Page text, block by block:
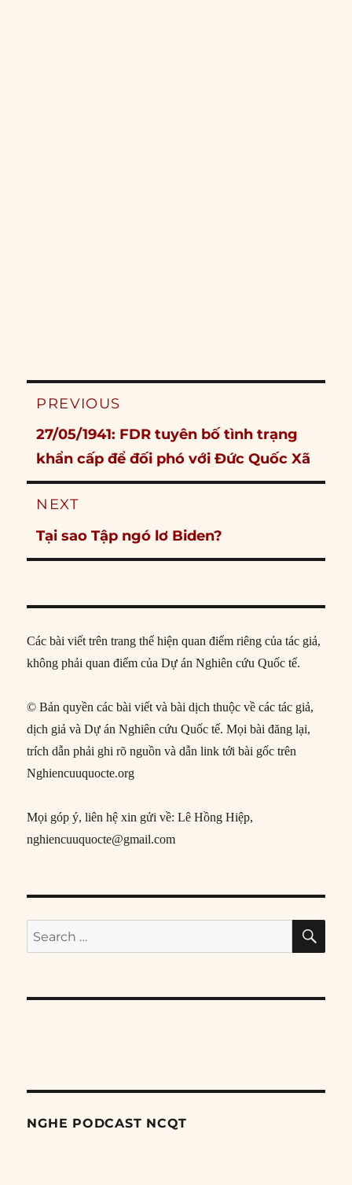
Post
PREVIOUS
Previous
post:
27/05/1941: FDR tuyên bố tình trạng
khẩn cấp để đối phó với Đức Quốc Xã
NEXT
Next
post:
Tại sao Tập ngó lơ Biden?
Các bài viết trên trang thể hiện quan điểm riêng của tác giả,
không phải quan điểm của Dự án Nghiên cứu Quốc tế.
© Bản quyền các bài viết và bài dịch thuộc về các tác giả,
dịch giả và Dự án Nghiên cứu Quốc tế. Mọi bài đăng lại,
trích dẫn phải ghi rõ nguồn và dẫn link tới bài gốc trên
Nghiencuuquocte.org
Mọi góp ý, liên hệ xin gửi về: Lê Hồng Hiệp,
nghiencuuquocte@gmail.com
Search
for:
NGHE PODCAST NCQT